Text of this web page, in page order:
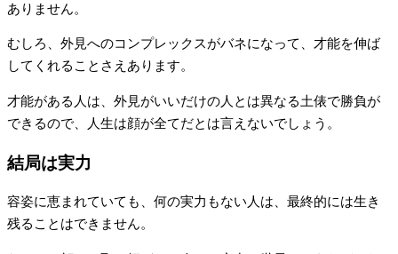
ありません。
むしろ、外見へのコンプレックスがバネになって、才能を伸ば
してくれることさえあります。
才能がある人は、外見がいいだけの人とは異なる土俵で勝負が
できるので、人生は顔が全てだとは言えないでしょう。
結局は実力
容姿に恵まれていても、何の実力もない人は、最終的には生き
残ることはできません。